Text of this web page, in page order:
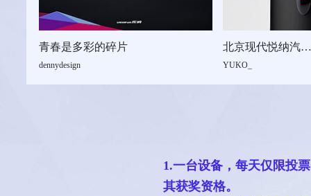
青春是多彩的碎片
dennydesign
北京现代悦纳汽车周边设计-C4D FOR VERNA车载热水瓶
YUKO_
1.一台设备，每天仅限投
其获奖资格。